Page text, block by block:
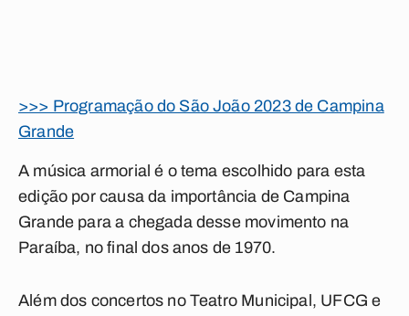
>>> Programação do São João 2023 de Campina
Grande
A música armorial é o tema escolhido para esta
edição por causa da importância de Campina
Grande para a chegada desse movimento na
Paraíba, no final dos anos de 1970.
Além dos concertos no Teatro Municipal, UFCG e